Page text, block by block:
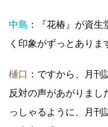
中島 ：『花椿』が資
く印象がずっとありま
樋口 ：ですから、月
反対の声があがりまし
っしゃるように、月刊